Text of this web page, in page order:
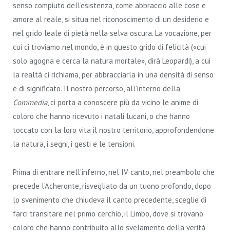
senso compiuto dell’esistenza, come abbraccio alle cose e
amore al reale, si situa nel riconoscimento di un desiderio e
nel grido leale di pietà nella selva oscura. La vocazione, per
cui ci troviamo nel mondo, è in questo grido di felicità («cui
solo agogna e cerca la natura mortale», dirà Leopardi), a cui
la realtà ci richiama, per abbracciarla in una densità di senso
e di significato. Il nostro percorso, all’interno della
Commedia, ci porta a conoscere più da vicino le anime di
coloro che hanno ricevuto i natali lucani, o che hanno
toccato con la loro vita il nostro territorio, approfondendone
la natura, i segni, i gesti e le tensioni.
Prima di entrare nell’inferno, nel IV canto, nel preambolo che
precede l’Acheronte, risvegliato da un tuono profondo, dopo
lo svenimento che chiudeva il canto precedente, sceglie di
farci transitare nel primo cerchio, il Limbo, dove si trovano
coloro che hanno contribuito allo svelamento della verità